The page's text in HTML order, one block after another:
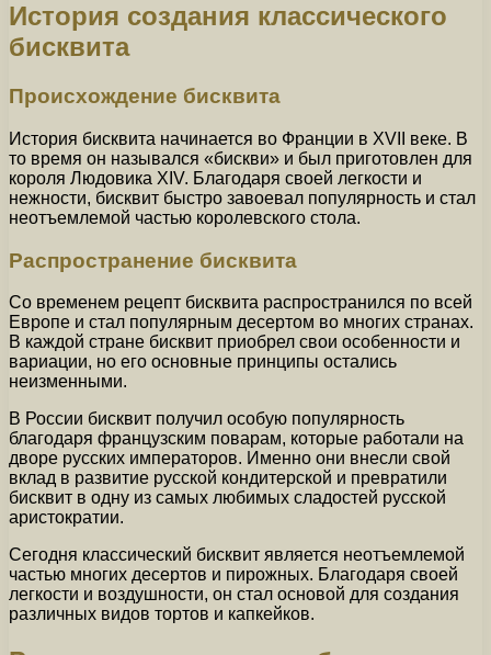
История создания классического
бисквита
Происхождение бисквита
История бисквита начинается во Франции в XVII веке. В
то время он назывался «бискви» и был приготовлен для
короля Людовика XIV. Благодаря своей легкости и
нежности, бисквит быстро завоевал популярность и стал
неотъемлемой частью королевского стола.
Распространение бисквита
Со временем рецепт бисквита распространился по всей
Европе и стал популярным десертом во многих странах.
В каждой стране бисквит приобрел свои особенности и
вариации, но его основные принципы остались
неизменными.
В России бисквит получил особую популярность
благодаря французским поварам, которые работали на
дворе русских императоров. Именно они внесли свой
вклад в развитие русской кондитерской и превратили
бисквит в одну из самых любимых сладостей русской
аристократии.
Сегодня классический бисквит является неотъемлемой
частью многих десертов и пирожных. Благодаря своей
легкости и воздушности, он стал основой для создания
различных видов тортов и капкейков.